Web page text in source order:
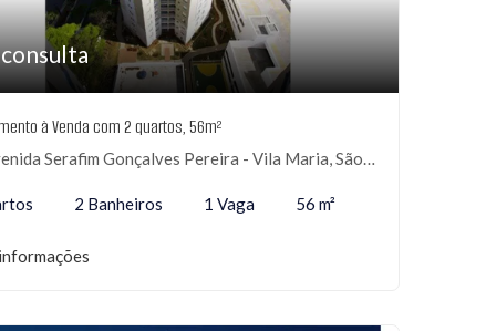
à Venda com 2 quartos, 56m²
Serafim Gonçalves Pereira - Vila Maria, São Paulo-SP
2 Banheiros 1 Vaga 56 m²